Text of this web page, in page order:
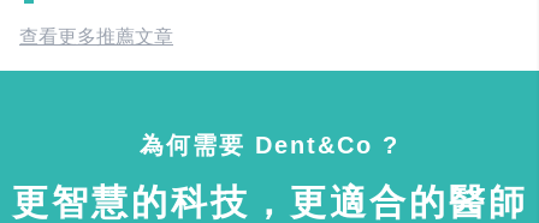
查看更多推薦文章
為何需要 Dent&Co ?
更智慧的科技，更適合的醫師